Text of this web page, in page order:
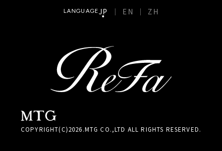
LANGUAGEJP EN ZH
COPYRIGHT(C)2026.MTG CO.,LTD ALL RIGHTS RESERVED.